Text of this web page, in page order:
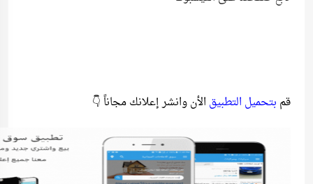
قم بتحميل التطبيق الأن وانشر إعلانك مجاناً 👇